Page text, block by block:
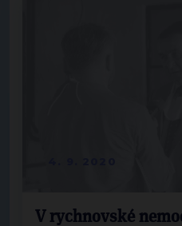
V rychnovské